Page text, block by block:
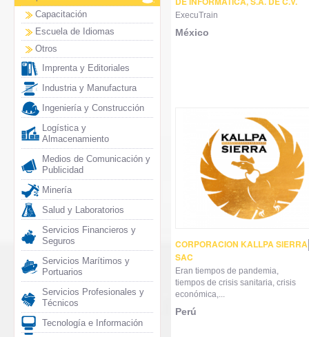
Capacitación
Escuela de Idiomas
Otros
Imprenta y Editoriales
Industria y Manufactura
Ingeniería y Construcción
Logística y
Almacenamiento
Medios de Comunicación y
Publicidad
Minería
Salud y Laboratorios
Servicios Financieros y
Seguros
Servicios Marítimos y
Portuarios
Servicios Profesionales y
Técnicos
Tecnología e Información
ExecuTrain
México
CORPORACION KALLPA SIERRA
SAC
Eran tiempos de pandemia,
tiempos de crisis sanitaria, crisis
económica,...
Perú